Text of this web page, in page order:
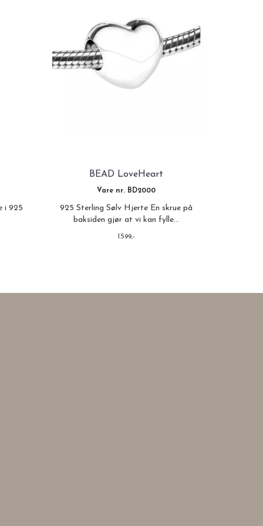
i 925
BEAD LoveHeart
Vare nr. BD2000
925 Sterling Sølv Hjerte En skrue på
baksiden gjør at vi kan fylle...
1.599,-